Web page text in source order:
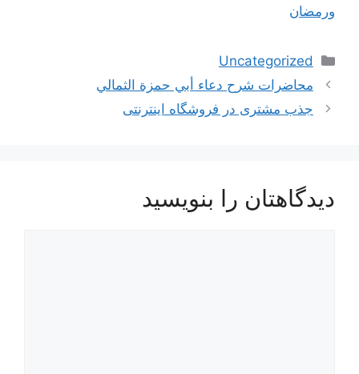
ورمضان
دسته‌ها
Uncategorized
ناوبری
نوشته‌ها
محاضرات شرح دعاء أبي حمزة الثمالي
جذب مشتری در فروشگاه اینترنتی
دیدگاهتان را بنویسید